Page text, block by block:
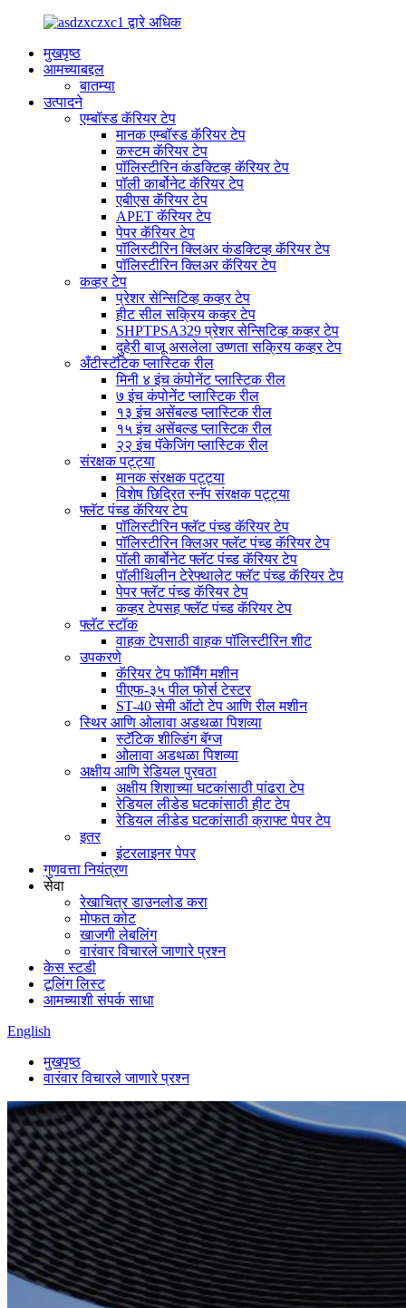
मुखपृष्ठ
आमच्याबद्दल
बातम्या
उत्पादने
एम्बॉस्ड कॅरियर टेप
मानक एम्बॉस्ड कॅरियर टेप
कस्टम कॅरियर टेप
पॉलिस्टीरिन कंडक्टिव्ह कॅरियर टेप
पॉली कार्बोनेट कॅरियर टेप
एबीएस कॅरियर टेप
APET कॅरियर टेप
पेपर कॅरियर टेप
पॉलिस्टीरिन क्लिअर कंडक्टिव्ह कॅरियर टेप
पॉलिस्टीरिन क्लिअर कॅरियर टेप
कव्हर टेप
प्रेशर सेन्सिटिव्ह कव्हर टेप
हीट सील सक्रिय कव्हर टेप
SHPTPSA329 प्रेशर सेन्सिटिव्ह कव्हर टेप
दुहेरी बाजू असलेला उष्णता सक्रिय कव्हर टेप
अँटीस्टॅटिक प्लास्टिक रील
मिनी ४ इंच कंपोनेंट प्लास्टिक रील
७ इंच कंपोनेंट प्लास्टिक रील
१३ इंच असेंबल्ड प्लास्टिक रील
१५ इंच असेंबल्ड प्लास्टिक रील
२२ इंच पॅकेजिंग प्लास्टिक रील
संरक्षक पट्ट्या
मानक संरक्षक पट्ट्या
विशेष छिद्रित स्नॅप संरक्षक पट्ट्या
फ्लॅट पंच्ड कॅरियर टेप
पॉलिस्टीरिन फ्लॅट पंच्ड कॅरियर टेप
पॉलिस्टीरिन क्लिअर फ्लॅट पंच्ड कॅरियर टेप
पॉली कार्बोनेट फ्लॅट पंच्ड कॅरियर टेप
पॉलीथिलीन टेरेफ्थालेट फ्लॅट पंच्ड कॅरियर टेप
पेपर फ्लॅट पंच्ड कॅरियर टेप
कव्हर टेपसह फ्लॅट पंच्ड कॅरियर टेप
फ्लॅट स्टॉक
वाहक टेपसाठी वाहक पॉलिस्टीरिन शीट
उपकरणे
कॅरियर टेप फॉर्मिंग मशीन
पीएफ-३५ पील फोर्स टेस्टर
ST-40 सेमी ऑटो टेप आणि रील मशीन
स्थिर आणि ओलावा अडथळा पिशव्या
स्टॅटिक शील्डिंग बॅग्ज
ओलावा अडथळा पिशव्या
अक्षीय आणि रेडियल पुरवठा
अक्षीय शिशाच्या घटकांसाठी पांढरा टेप
रेडियल लीडेड घटकांसाठी हीट टेप
रेडियल लीडेड घटकांसाठी क्राफ्ट पेपर टेप
इतर
इंटरलाइनर पेपर
गुणवत्ता नियंत्रण
सेवा
रेखाचित्र डाउनलोड करा
मोफत कोट
खाजगी लेबलिंग
वारंवार विचारले जाणारे प्रश्न
केस स्टडी
टूलिंग लिस्ट
आमच्याशी संपर्क साधा
English
मुखपृष्ठ
वारंवार विचारले जाणारे प्रश्न